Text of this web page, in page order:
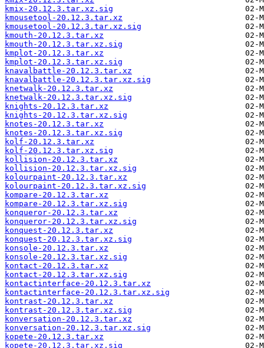
kmix-20.12.3.tar.xz.sig
kmousetool-20.12.3.tar.xz
kmousetool-20.12.3.tar.xz.sig
kmouth-20.12.3.tar.xz
kmouth-20.12.3.tar.xz.sig
kmplot-20.12.3.tar.xz
kmplot-20.12.3.tar.xz.sig
knavalbattle-20.12.3.tar.xz
knavalbattle-20.12.3.tar.xz.sig
knetwalk-20.12.3.tar.xz
knetwalk-20.12.3.tar.xz.sig
knights-20.12.3.tar.xz
knights-20.12.3.tar.xz.sig
knotes-20.12.3.tar.xz
knotes-20.12.3.tar.xz.sig
kolf-20.12.3.tar.xz
kolf-20.12.3.tar.xz.sig
kollision-20.12.3.tar.xz
kollision-20.12.3.tar.xz.sig
kolourpaint-20.12.3.tar.xz
kolourpaint-20.12.3.tar.xz.sig
kompare-20.12.3.tar.xz
kompare-20.12.3.tar.xz.sig
konqueror-20.12.3.tar.xz
konqueror-20.12.3.tar.xz.sig
konquest-20.12.3.tar.xz
konquest-20.12.3.tar.xz.sig
konsole-20.12.3.tar.xz
konsole-20.12.3.tar.xz.sig
kontact-20.12.3.tar.xz
kontact-20.12.3.tar.xz.sig
kontactinterface-20.12.3.tar.xz
kontactinterface-20.12.3.tar.xz.sig
kontrast-20.12.3.tar.xz
kontrast-20.12.3.tar.xz.sig
konversation-20.12.3.tar.xz
konversation-20.12.3.tar.xz.sig
kopete-20.12.3.tar.xz
kopete-20.12.3.tar.xz.sig